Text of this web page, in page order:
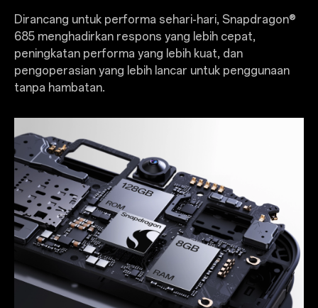
Dirancang untuk performa sehari-hari, Snapdragon®
685 menghadirkan respons yang lebih cepat,
peningkatan performa yang lebih kuat, dan
pengoperasian yang lebih lancar untuk penggunaan
tanpa hambatan.